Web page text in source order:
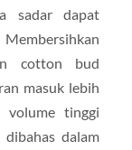
sadar dapat
cotton bud
masuk lebih
volume tinggi
dalam